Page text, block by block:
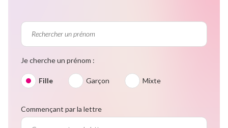
Je cherche un prénom :
Fille Garçon Mixte
Commençant par la lettre